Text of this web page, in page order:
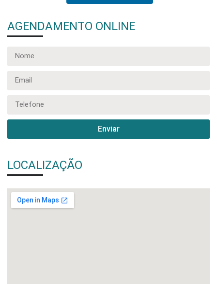
AGENDAMENTO ONLINE
Enviar
LOCALIZAÇÃO